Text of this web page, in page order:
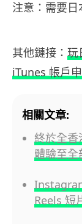
注意：需要日
其他鏈接： 玩
iTunes 帳戶
相關文章:
終於全
體驗至全
Reels 短